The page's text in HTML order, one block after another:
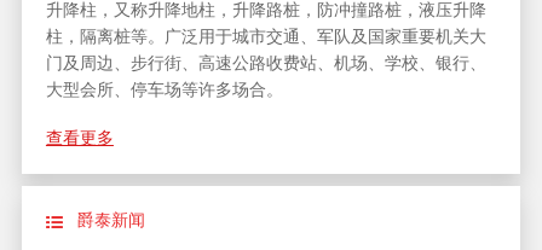
升降柱，又称升降地柱，升降路桩，防冲撞路桩，液压升降
柱，隔离桩等。广泛用于城市交通、军队及国家重要机关大
门及周边、步行街、高速公路收费站、机场、学校、银行、
大型会所、停车场等许多场合。
查看更多
爵泰新闻